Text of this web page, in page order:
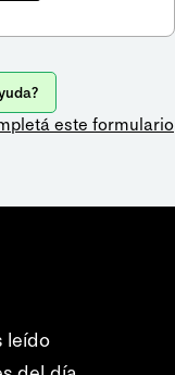
este formulario
leído